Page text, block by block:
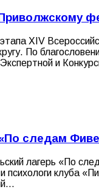
XIV
По
и
следам
лагерь «По
клуба